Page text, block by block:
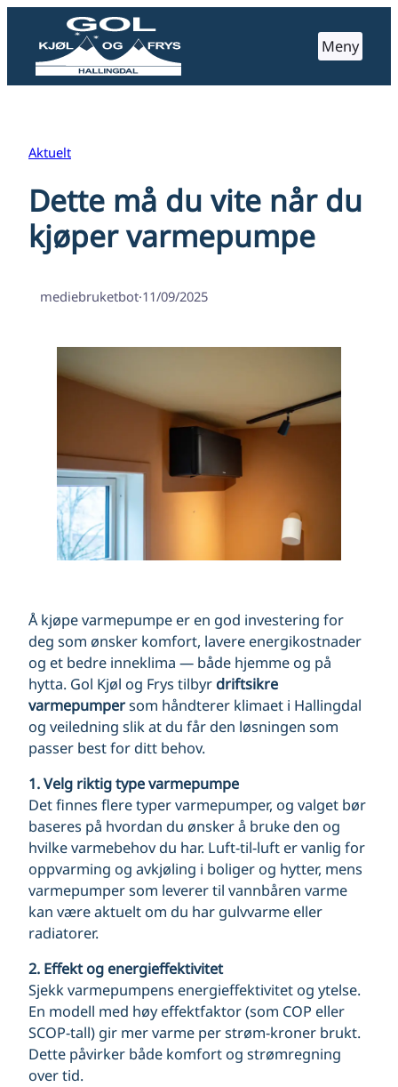
innhold
Meny
Aktuelt
Dette må du vite når du
kjøper varmepumpe
mediebruketbot·11/09/2025
Å kjøpe varmepumpe er en god investering for
deg som ønsker komfort, lavere energikostnader
og et bedre inneklima — både hjemme og på
hytta. Gol Kjøl og Frys tilbyr driftsikre
varmepumpersom håndterer klimaet i Hallingdal
og veiledning slik at du får den løsningen som
passer best for ditt behov.
1. Velg riktig type varmepumpe
Det finnes flere typer varmepumper, og valget bør
baseres på hvordan du ønsker å bruke den og
hvilke varmebehov du har. Luft-til-luft er vanlig for
oppvarming og avkjøling i boliger og hytter, mens
varmepumper som leverer til vannbåren varme
kan være aktuelt om du har gulvvarme eller
radiatorer.
2. Effekt og energieffektivitet
Sjekk varmepumpens energieffektivitet og ytelse.
En modell med høy effektfaktor (som COP eller
SCOP-tall) gir mer varme per strøm-kroner brukt.
Dette påvirker både komfort og strømregning
over tid.